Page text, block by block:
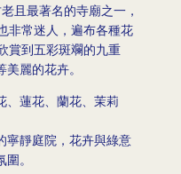
且最著名的寺廟之一，
非常迷人，遍布各種花
賞到五彩斑斕的九重
麗的花卉。
、蓮花、蘭花、茉莉
寧靜庭院，花卉與綠意
。